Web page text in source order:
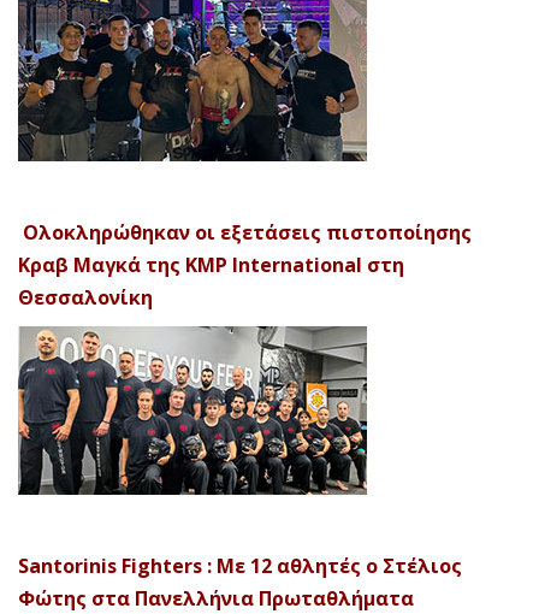
Ολοκληρώθηκαν οι εξετάσεις πιστοποίησης
Κραβ Μαγκά της KMP International στη
Θεσσαλονίκη
Santorinis Fighters : Με 12 αθλητές ο Στέλιος
Φώτης στα Πανελλήνια Πρωταθλήματα